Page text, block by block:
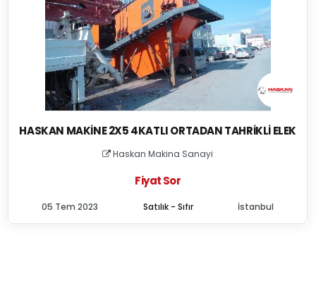
HASKAN MAKINE 2X5 4KATLI ORTADAN TAHRIKLI ELEK
Haskan Makina Sanayi
Fiyat Sor
Satılık - Sıfır
05 Tem 2023 İstanbul